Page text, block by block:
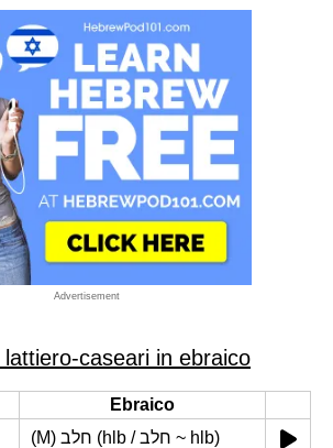
Advertisement
lattiero-caseari in ebraico
Ebraico
(M) חלב (hlb / חלב ~ hlb)